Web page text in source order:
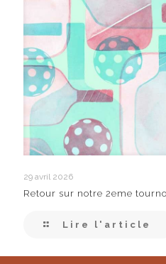
29 avril 2026
Retour sur notre 2eme
Lire l'article